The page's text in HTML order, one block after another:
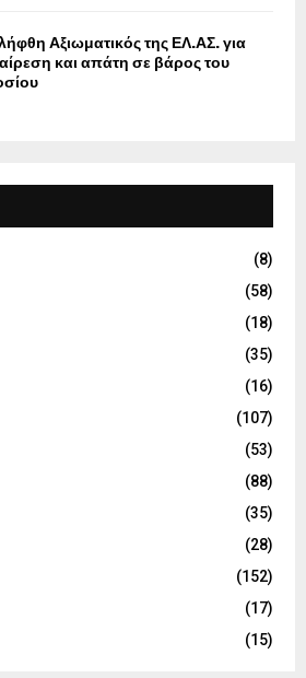
Αξιωματικός της ΕΛ.ΑΣ. για
και απάτη σε βάρος του
(8)
(58)
(18)
(35)
(16)
(107)
(53)
(88)
(35)
(28)
(152)
(17)
(15)